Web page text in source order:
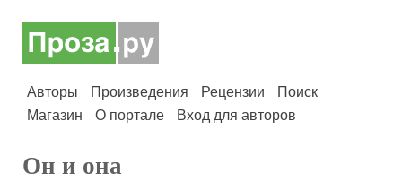
Авторы Произведения Рецензии
Поиск
Магазин
О портале Вход для авторов
Он и она